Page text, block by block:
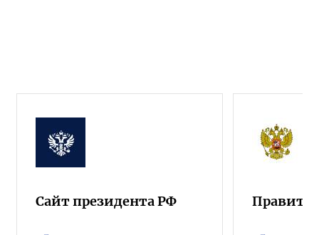
Сайт президента РФ